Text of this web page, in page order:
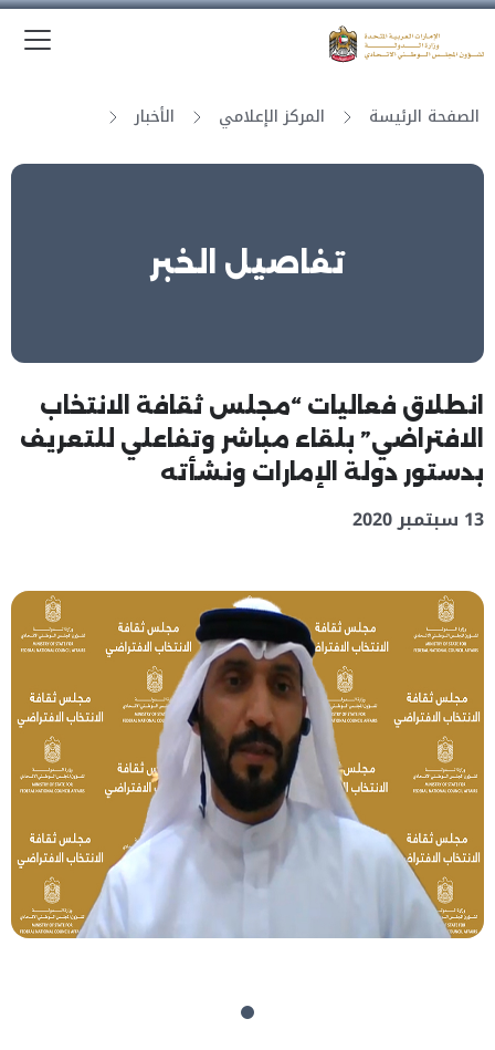
الصفحة الرئيسة المركز الإعلامي الأخبار
تفاصيل الخبر
انطلاق فعاليات “مجلس ثقافة الانتخاب
الافتراضي” بلقاء مباشر وتفاعلي للتعريف
بدستور دولة الإمارات ونشأته
13 سبتمبر 2020